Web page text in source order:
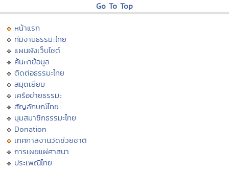
Go To Top
หน้าแรก
ทีมงานธรรมะไทย
แผนผังเว็บไซต์
ค้นหาข้อมูล
ติดต่อธรรมะไทย
สมุดเยี่ยม
เครือข่ายธรรมะ
สัญลักษณ์ไทย
มุมสมาชิกธรรมะไทย
Donation
เทศกาลงานวัดช่วยชาติ
การเผยแผ่ศาสนา
ประเพณีไทย